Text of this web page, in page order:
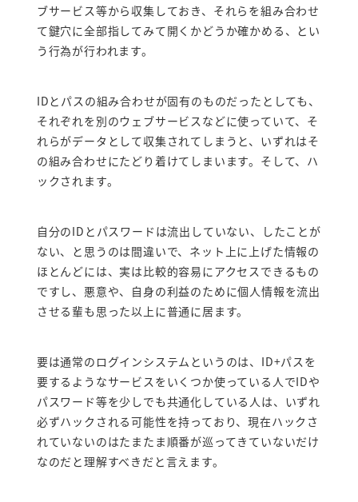
ブサービス等から収集しておき、それらを組み合わせ
て鍵穴に全部指してみて開くかどうか確かめる、とい
う行為が行われます。
IDとパスの組み合わせが固有のものだったとしても、
それぞれを別のウェブサービスなどに使っていて、そ
れらがデータとして収集されてしまうと、いずれはそ
の組み合わせにたどり着けてしまいます。そして、ハ
ックされます。
自分のIDとパスワードは流出していない、したことが
ない、と思うのは間違いで、ネット上に上げた情報の
ほとんどには、実は比較的容易にアクセスできるもの
ですし、悪意や、自身の利益のために個人情報を流出
させる輩も思った以上に普通に居ます。
要は通常のログインシステムというのは、ID+パスを
要するようなサービスをいくつか使っている人でIDや
パスワード等を少しでも共通化している人は、いずれ
必ずハックされる可能性を持っており、現在ハックさ
れていないのはたまたま順番が巡ってきていないだけ
なのだと理解すべきだと言えます。